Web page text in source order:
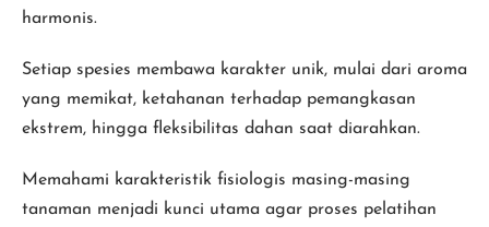
harmonis.
Setiap spesies membawa karakter unik, mulai dari aroma
yang memikat, ketahanan terhadap pemangkasan
ekstrem, hingga fleksibilitas dahan saat diarahkan.
Memahami karakteristik fisiologis masing-masing
tanaman menjadi kunci utama agar proses pelatihan